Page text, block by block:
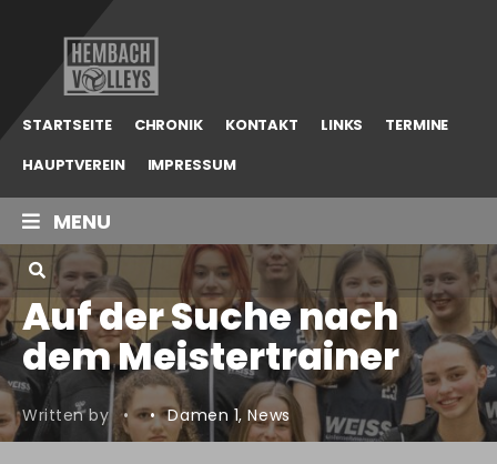
Hembach
Volleys
STARTSEITE CHRONIK KONTAKT LINKS
TERMINE
HAUPTVEREIN
IMPRESSUM
MENU
Auf der Suche nach
dem Meistertrainer
Written by • • Damen 1,News